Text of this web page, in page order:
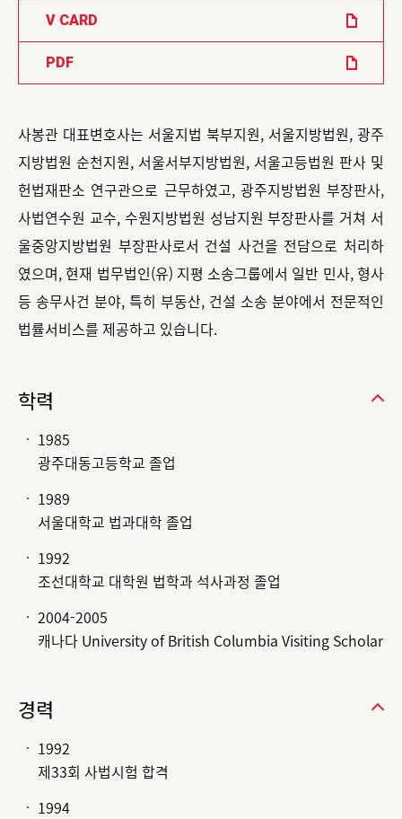
V CARD
PDF
사봉관 대표변호사는 서울지법 북부지원, 서울지방법원, 광주
지방법원 순천지원, 서울서부지방법원, 서울고등법원 판사 및
헌법재판소 연구관으로 근무하였고, 광주지방법원 부장판사,
사법연수원 교수, 수원지방법원 성남지원 부장판사를 거쳐 서
울중앙지방법원 부장판사로서 건설 사건을 전담으로 처리하
였으며, 현재 법무법인(유) 지평 소송그룹에서 일반 민사, 형사
등 송무사건 분야, 특히 부동산, 건설 소송 분야에서 전문적인
법률서비스를 제공하고 있습니다.
학력
1985
광주대동고등학교 졸업
1989
서울대학교 법과대학 졸업
1992
조선대학교 대학원 법학과 석사과정 졸업
2004-2005
캐나다 University of British Columbia Visiting Scholar
경력
1992
제33회 사법시험 합격
1994